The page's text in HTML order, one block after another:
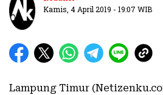
Kamis, 4 April 2019 - 19:07 WIB
Lampung Timur